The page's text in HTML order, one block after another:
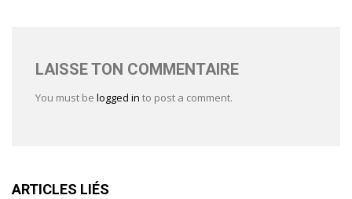
LAISSE TON COMMENTAIRE
You must be logged in to post a comment.
ARTICLES LIÉS